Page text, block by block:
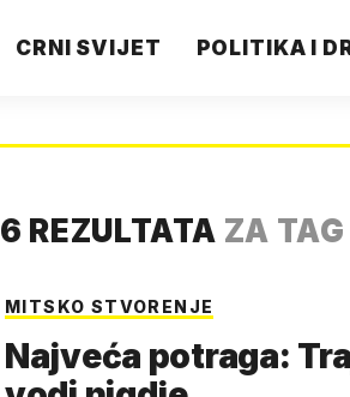
CRNI SVIJET POLITIKA I
6 REZULTATA ZA TAG
MITSKO STVORENJE
Najveća potraga: